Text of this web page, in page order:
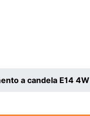
a candela E14 4W